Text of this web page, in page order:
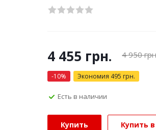
4 455 грн. 4 950
-10% Экономия 495 грн.
Есть в наличии
Купить Купить